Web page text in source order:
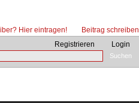
Hier eintragen! Beitrag schreiben
Registrieren Login
Suchen